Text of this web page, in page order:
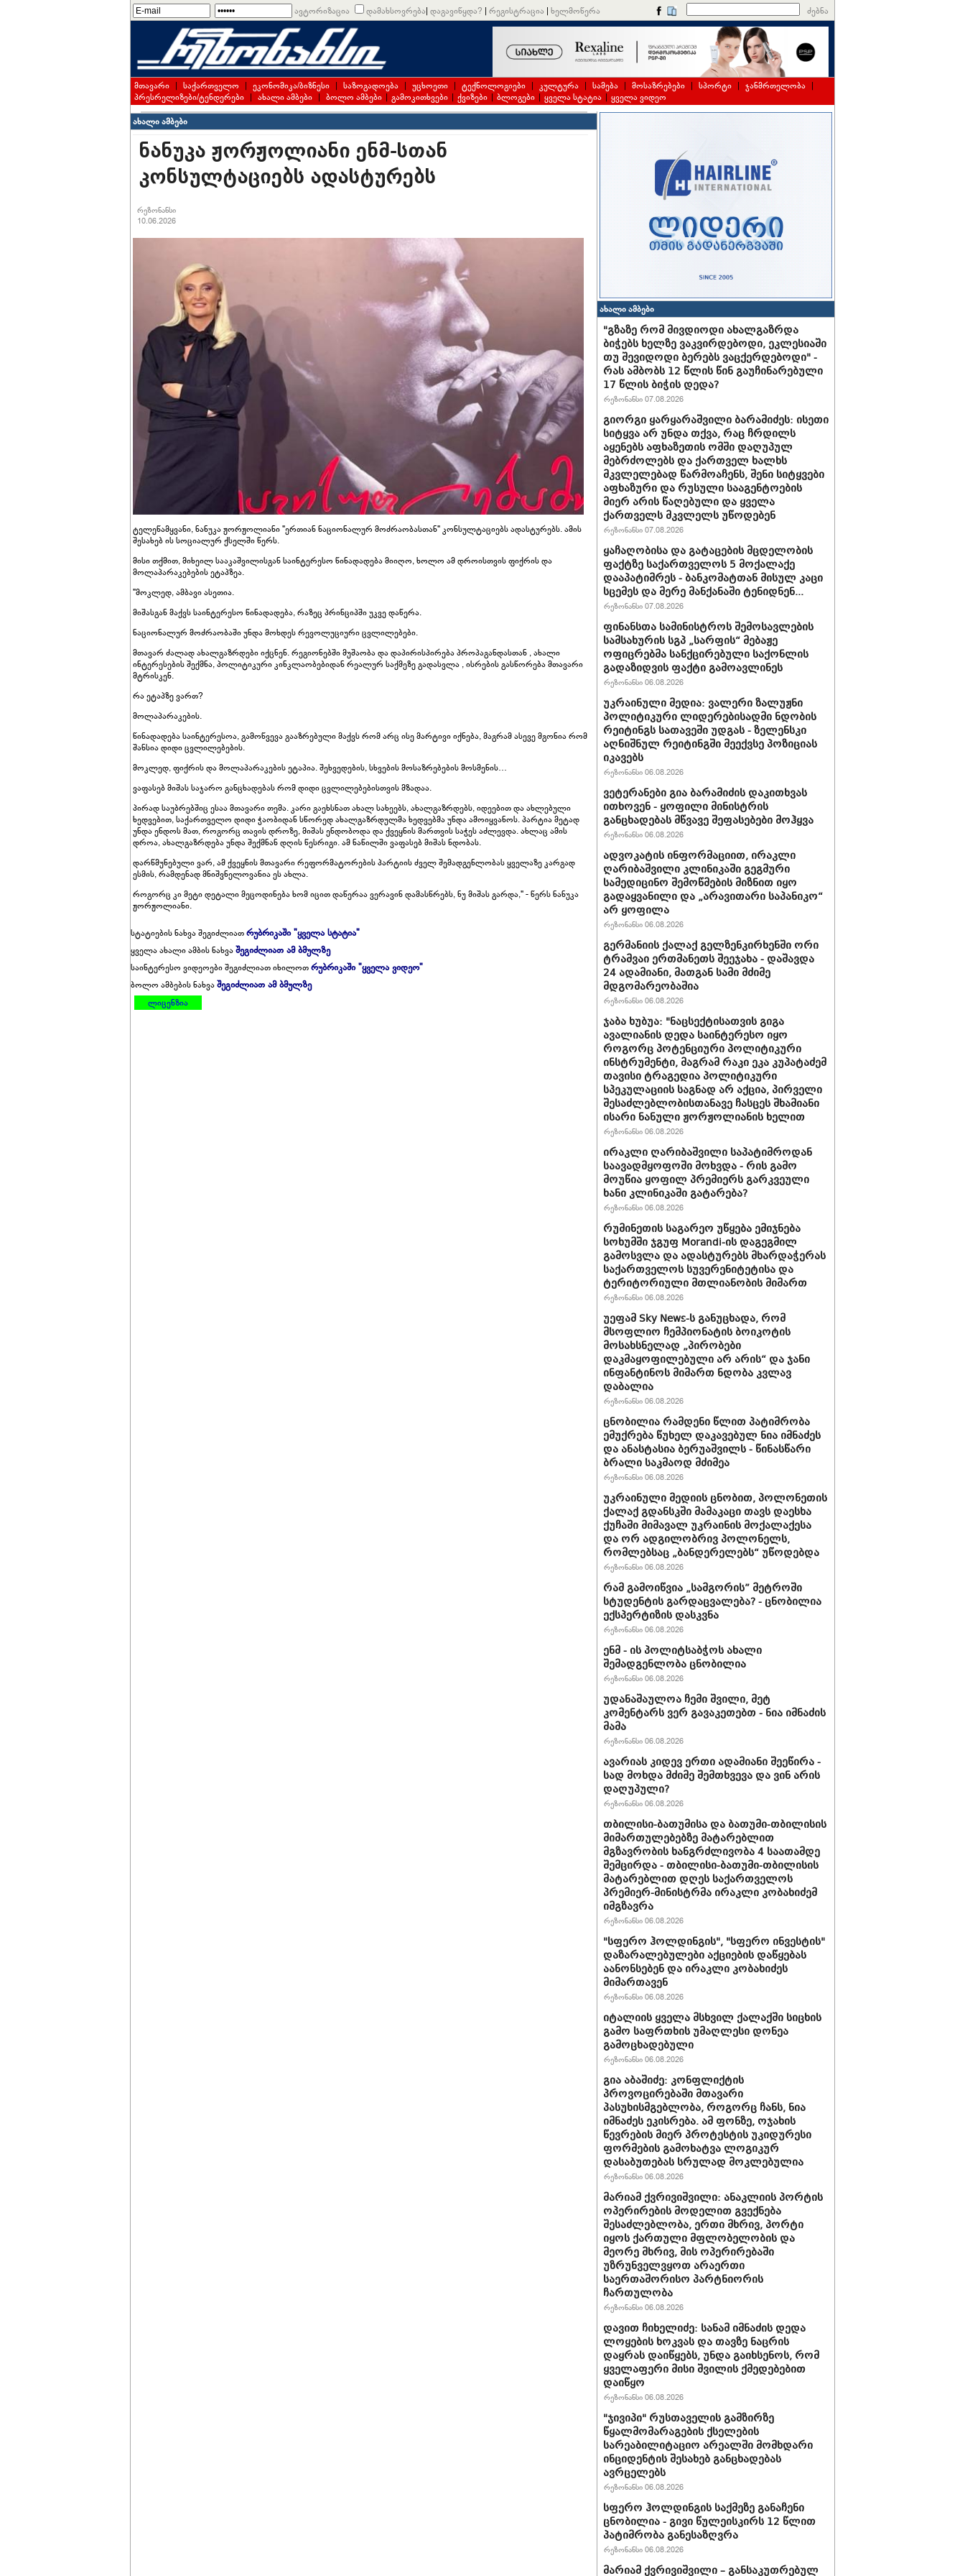
ავტორიზაცია დამახსოვრება| დაგავიწყდა? | რეგისტრაცია | ხელმოწერა ძებნა
მთავარი | საქართველო | ეკონომიკა/ბიზნესი | საზოგადოება | უცხოეთი | ტექნოლოგიები | კულტურა | სამება | მოსაზრებები | სპორტი | ჯანმრთელობა |
პრესრელიზები/ტენდერები | ახალი ამბები | ბოლო ამბები | გამოკითხვები | ქვიზები | ბლოგები | ყველა სტატია | ყველა ვიდეო
ახალი ამბები
ნანუკა ჟორჟოლიანი ენმ-სთან
კონსულტაციებს ადასტურებს
რეზონანსი
10.06.2026
ტელეწამყვანი, ნანუკა ჟორჟოლიანი "ერთიან ნაციონალურ მოძრაობასთან" კონსულტაციებს ადასტურებს. ამის
შესახებ ის სოციალურ ქსელში წერს.
მისი თქმით, მიხეილ სააკაშვილისგან საინტერესო წინადადება მიიღო, ხოლო ამ დროისთვის ფიქრის და
მოლაპარაკებების ეტაპზეა.
"მოკლედ, ამბავი ასეთია.
მიშასგან მაქვს საინტერესო წინადადება, რაზეც პრინციპში უკვე დაწერა.
ნაციონალურ მოძრაობაში უნდა მოხდეს რევოლუციური ცვლილებები.
მთავარ ძალად ახალგაზრდები იქცნენ. რეგიონებში მუშაობა და დაპირისპირება პროპაგანდასთან , ახალი
ინტერესების შექმნა, პოლიტიკური კინკლაობებიდან რეალურ საქმეზე გადასვლა , ისრების გასწორება მთავარი
მტრისკენ.
რა ეტაპზე ვართ?
მოლაპარაკების.
წინადადება საინტერესოა, გამოწვევა გააზრებული მაქვს რომ არც ისე მარტივი იქნება, მაგრამ ასევე მგონია რომ
შანსია დიდი ცვლილებების.
მოკლედ, ფიქრის და მოლაპარაკების ეტაპია. შეხვედების, სხვების მოსაზრებების მოსმენის…
ვაფასებ მიშას საჯარო განცხადებას რომ დიდი ცვლილებებისთვის მზადაა.
პირად საუბრებშიც ესაა მთავარი თემა. კარი გაეხსნათ ახალ სახეებს, ახალგაზრდებს, იდეებით და ახლებული
ხედვებით, საქართველო დიდი ჭაობიდან სწორედ ახალგაზრდულმა ხედვებმა უნდა ამოიყვანოს. პარტია მეტად
უნდა ენდოს მათ, როგორც თავის დროზე, მიშას ენდობოდა და ქვეყნის მართვის საჭეს აძლევდა. ახლაც ამის
დროა, ახალგაზრდება უნდა შექმნან დღის წესრიგი. ამ ნაწილში ვაფასებ მიშას ნდობას.
დარწმუნებული ვარ, ამ ქვეყნის მთავარი რეფორმატორების პარტიის ძველ შემადგენლობას ყველაზე კარგად
ესმის, რამდენად მნიშვნელოვანია ეს ახლა.
როგორც კი მეტი დეტალი მეცოდინება ხომ იცით დაწერაა ვერავინ დამასწრებს, ნუ მიშას გარდა," - წერს ნანუკა
ჟორჟოლიანი.
სტატიების ნახვა შეგიძლიათრუბრიკაში "ყველა სტატია"
ყველა ახალი ამბის ნახვაშეგიძლიათ ამ ბმულზე
საინტერესო ვიდეოები შეგიძლიათ იხილოთრუბრიკაში "ყველა ვიდეო"
ბოლო ამბების ნახვაშეგიძლიათ ამ ბმულზე
ლიცენზია
ახალი ამბები
"გზაზე რომ მივდიოდი ახალგაზრდა
ბიჭებს ხელზე ვაკვირდებოდი, ეკლესიაში
თუ შევიდოდი ბერებს ვაცქერდებოდი" -
რას ამბობს 12 წლის წინ გაუჩინარებული
17 წლის ბიჭის დედა?
რეზონანსი 07.08.2026
გიორგი ყარყარაშვილი ბარამიძეს: ისეთი
სიტყვა არ უნდა თქვა, რაც ჩრდილს
აყენებს აფხაზეთის ომში დაღუპულ
მებრძოლებს და ქართველ ხალხს
მკვლელებად წარმოაჩენს, შენი სიტყვები
აფხაზური და რუსული სააგენტოების
მიერ არის წაღებული და ყველა
ქართველს მკვლელს უწოდებენ
რეზონანსი 07.08.2026
ყაჩაღობისა და გატაცების მცდელობის
ფაქტზე საქართველოს 5 მოქალაქე
დააპატიმრეს - ბანკომატთან მისულ კაცი
სცემეს და მერე მანქანაში ტენიდნენ...
რეზონანსი 07.08.2026
ფინანსთა სამინისტროს შემოსავლების
სამსახურის სგპ „სარფის“ მებაჟე
ოფიცრებმა სანქცირებული საქონლის
გადაზიდვის ფაქტი გამოავლინეს
რეზონანსი 06.08.2026
უკრაინული მედია: ვალერი ზალუჟნი
პოლიტიკური ლიდერებისადმი ნდობის
რეიტინგს სათავეში უდგას - ზელენსკი
აღნიშნულ რეიტინგში მეექვსე პოზიციას
იკავებს
რეზონანსი 06.08.2026
ვეტერანები გია ბარამიძის დაკითხვას
ითხოვენ - ყოფილი მინისტრის
განცხადებას მწვავე შეფასებები მოჰყვა
რეზონანსი 06.08.2026
ადვოკატის ინფორმაციით, ირაკლი
ღარიბაშვილი კლინიკაში გეგმური
სამედიცინო შემოწმების მიზნით იყო
გადაყვანილი და „არავითარი საპანიკო“
არ ყოფილა
რეზონანსი 06.08.2026
გერმანიის ქალაქ გელზენკირხენში ორი
ტრამვაი ერთმანეთს შეეჯახა - დაშავდა
24 ადამიანი, მათგან სამი მძიმე
მდგომარეობაშია
რეზონანსი 06.08.2026
ჯაბა ხუბუა: "ნაცსექტისათვის გიგა
ავალიანის დედა საინტერესო იყო
როგორც პოტენციური პოლიტიკური
ინსტრუმენტი, მაგრამ რაკი ეკა კუპატაძემ
თავისი ტრაგედია პოლიტიკური
სპეკულაციის საგნად არ აქცია, პირველი
შესაძლებლობისთანავე ჩასცეს შხამიანი
ისარი ნანული ჟორჟოლიანის ხელით
რეზონანსი 06.08.2026
ირაკლი ღარიბაშვილი საპატიმროდან
საავადმყოფოში მოხვდა - რის გამო
მოუწია ყოფილ პრემიერს გარკვეული
ხანი კლინიკაში გატარება?
რეზონანსი 06.08.2026
რუმინეთის საგარეო უწყება ემიჯნება
სოხუმში ჯგუფ Morandi-ის დაგეგმილ
გამოსვლა და ადასტურებს მხარდაჭერას
საქართველოს სუვერენიტეტისა და
ტერიტორიული მთლიანობის მიმართ
რეზონანსი 06.08.2026
უეფამ Sky News-ს განუცხადა, რომ
მსოფლიო ჩემპიონატის ბოიკოტის
მოსახსნელად „პირობები
დაკმაყოფილებული არ არის“ და ჯანი
ინფანტინოს მიმართ ნდობა კვლავ
დაბალია
რეზონანსი 06.08.2026
ცნობილია რამდენი წლით პატიმრობა
ემუქრება წუხელ დაკავებულ ნია იმნაძეს
და ანასტასია ბერუაშვილს - წინასწარი
ბრალი საკმაოდ მძიმეა
რეზონანსი 06.08.2026
უკრაინული მედიის ცნობით, პოლონეთის
ქალაქ გდანსკში მამაკაცი თავს დაესხა
ქუჩაში მიმავალ უკრაინის მოქალაქესა
და ორ ადგილობრივ პოლონელს,
რომლებსაც „ბანდერელებს“ უწოდებდა
რეზონანსი 06.08.2026
რამ გამოიწვია „სამგორის” მეტროში
სტუდენტის გარდაცვალება? - ცნობილია
ექსპერტიზის დასკვნა
რეზონანსი 06.08.2026
ენმ - ის პოლიტსაბჭოს ახალი
შემადგენლობა ცნობილია
რეზონანსი 06.08.2026
უდანაშაულოა ჩემი შვილი, მეტ
კომენტარს ვერ გავაკეთებთ - ნია იმნაძის
მამა
რეზონანსი 06.08.2026
ავარიას კიდევ ერთი ადამიანი შეეწირა -
სად მოხდა მძიმე შემთხვევა და ვინ არის
დაღუპული?
რეზონანსი 06.08.2026
თბილისი-ბათუმისა და ბათუმი-თბილისის
მიმართულებებზე მატარებლით
მგზავრობის ხანგრძლივობა 4 საათამდე
შემცირდა - თბილისი-ბათუმი-თბილისის
მატარებლით დღეს საქართველოს
პრემიერ-მინისტრმა ირაკლი კობახიძემ
იმგზავრა
რეზონანსი 06.08.2026
"სფერო ჰოლდინგის", "სფერო ინვესტის"
დაზარალებულები აქციების დაწყებას
აანონსებენ და ირაკლი კობახიძეს
მიმართავენ
რეზონანსი 06.08.2026
იტალიის ყველა მსხვილ ქალაქში სიცხის
გამო საფრთხის უმაღლესი დონეა
გამოცხადებული
რეზონანსი 06.08.2026
გია აბაშიძე: კონფლიქტის
პროვოცირებაში მთავარი
პასუხისმგებლობა, როგორც ჩანს, ნია
იმნაძეს ეკისრება. ამ ფონზე, ოჯახის
წევრების მიერ პროტესტის უკიდურესი
ფორმების გამოხატვა ლოგიკურ
დასაბუთებას სრულად მოკლებულია
რეზონანსი 06.08.2026
მარიამ ქვრივიშვილი: ანაკლიის პორტის
ოპერირების მოდელით გვექნება
შესაძლებლობა, ერთი მხრივ, პორტი
იყოს ქართული მფლობელობის და
მეორე მხრივ, მის ოპერირებაში
უზრუნველვყოთ არაერთი
საერთაშორისო პარტნიორის
ჩართულობა
რეზონანსი 06.08.2026
დავით ჩიხელიძე: სანამ იმნაძის დედა
ლოყების ხოკვას და თავზე ნაცრის
დაყრას დაიწყებს, უნდა გაიხსენოს, რომ
ყველაფერი მისი შვილის ქმედებებით
დაიწყო
რეზონანსი 06.08.2026
"ჯივიპი" რუსთაველის გამზირზე
წყალმომარაგების ქსელების
სარეაბილიტაციო არეალში მომხდარი
ინციდენტის შესახებ განცხადებას
ავრცელებს
რეზონანსი 06.08.2026
სფერო ჰოლდინგის საქმეზე განაჩენი
ცნობილია - გივი წულეისკირს 12 წლით
პატიმრობა განესაზღვრა
რეზონანსი 06.08.2026
მარიამ ქვრივიშვილი – განსაკუთრებულ